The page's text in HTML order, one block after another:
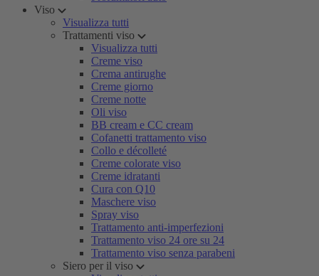
Viso
Visualizza tutti
Trattamenti viso
Visualizza tutti
Creme viso
Crema antirughe
Creme giorno
Creme notte
Oli viso
BB cream e CC cream
Cofanetti trattamento viso
Collo e décolleté
Creme colorate viso
Creme idratanti
Cura con Q10
Maschere viso
Spray viso
Trattamento anti-imperfezioni
Trattamento viso 24 ore su 24
Trattamento viso senza parabeni
Siero per il viso